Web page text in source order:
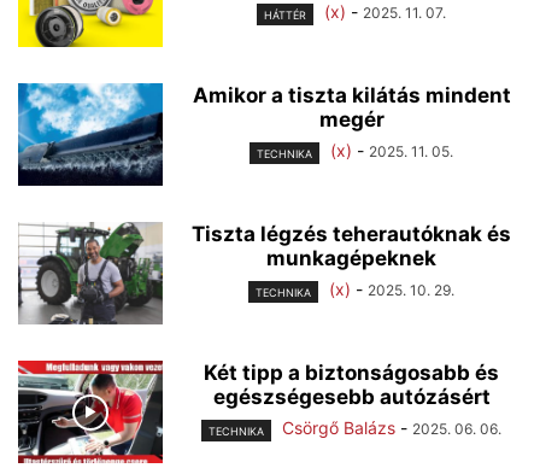
HÁTTÉR (x) - 2025. 11. 07.
Amikor a tiszta kilátás mindent
megér
TECHNIKA (x) - 2025. 11. 05.
Tiszta légzés teherautóknak és
munkagépeknek
TECHNIKA (x) - 2025. 10. 29.
Két tipp a biztonságosabb és
egészségesebb autózásért
TECHNIKA Csörgő Balázs - 2025. 06. 06.